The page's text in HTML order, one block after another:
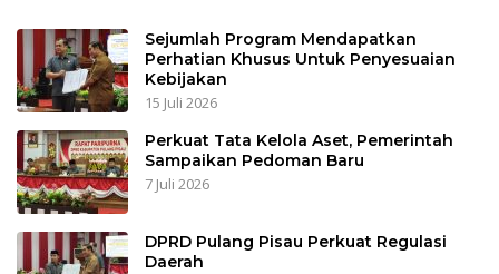
Sejumlah Program Mendapatkan
Perhatian Khusus Untuk Penyesuaian
Kebijakan
15 Juli 2026
Perkuat Tata Kelola Aset, Pemerintah
Sampaikan Pedoman Baru
7 Juli 2026
DPRD Pulang Pisau Perkuat Regulasi
Daerah